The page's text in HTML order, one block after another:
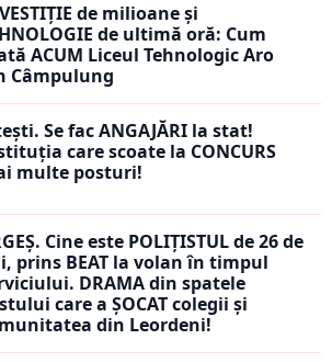
de milioane și
de ultimă oră: Cum
ACUM Liceul Tehnologic Aro
Câmpulung
Se fac ANGAJĂRI la stat!
care scoate la CONCURS
multe posturi!
Cine este POLIȚISTUL de 26 de
prins BEAT la volan în timpul
DRAMA din spatele
care a ȘOCAT colegii și
din Leordeni!